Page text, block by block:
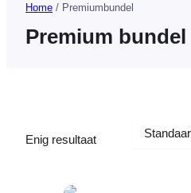
Home / Premiumbundel
Premium bundel
Enig resultaat